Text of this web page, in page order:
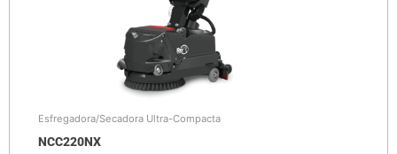
Esfregadora/Secadora Ultra-Compacta
NCC220NX